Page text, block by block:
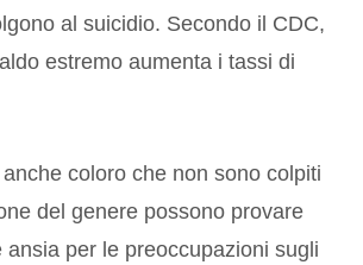
al suicidio. Secondo il CDC,
estremo aumenta i tassi di
coloro che non sono colpiti
del genere possono provare
ansia per le preoccupazioni sugli